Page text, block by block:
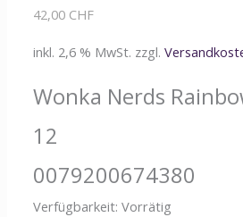
42,00 CHF
inkl. 2,6 % MwSt. zzgl.
Wonka Nerds
12
0079200674380
Verfügbarkeit: Vorrätig